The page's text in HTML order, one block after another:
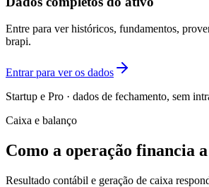
Entre para ver históricos, fundamentos,
brapi.
Entrar para ver os dados
Startup e Pro · dados de fechamento, sem
Caixa e balanço
Como a operação financia
Resultado contábil e geração de caixa